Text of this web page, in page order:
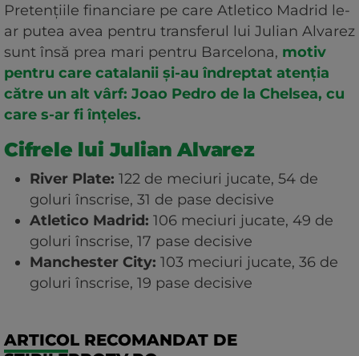
Pretențiile financiare pe care Atletico Madrid le-
ar putea avea pentru transferul lui Julian Alvarez
sunt însă prea mari pentru Barcelona, motiv
pentru care catalanii și-au îndreptat atenția
către un alt vârf: Joao Pedro de la Chelsea, cu
care s-ar fi înțeles.
Cifrele lui Julian Alvarez
River Plate: 122 de meciuri jucate, 54 de
goluri înscrise, 31 de pase decisive
Atletico Madrid: 106 meciuri jucate, 49 de
goluri înscrise, 17 pase decisive
Manchester City: 103 meciuri jucate, 36 de
goluri înscrise, 19 pase decisive
ARTICOL RECOMANDAT DE